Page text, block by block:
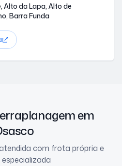
Alto da Lapa, Alto de
Barra Funda
em
com frota própria e
especializada